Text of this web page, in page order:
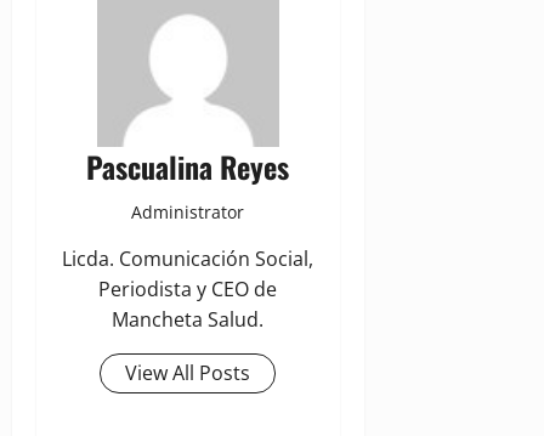
Pascualina Reyes
Administrator
Licda. Comunicación Social,
Periodista y CEO de
Mancheta Salud.
View All Posts